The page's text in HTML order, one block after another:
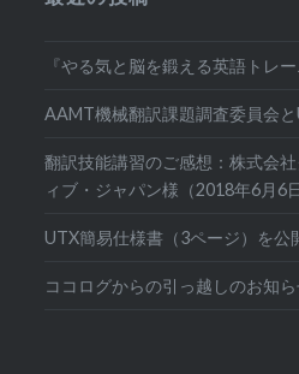
『やる気と脳を鍛える英語トレ
AAMT機械翻訳課題調査委員会
翻訳技能講習のご感想：株式会
ィブ・ジャパン様（2018年6月6日
UTX簡易仕様書（3ページ）を公
ココログからの引っ越しのお知ら